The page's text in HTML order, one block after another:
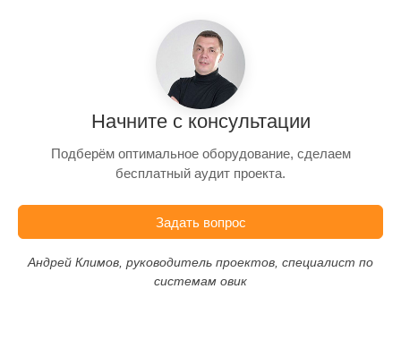
Начните с консультации
Подберём оптимальное оборудование, сделаем
бесплатный аудит проекта.
Задать вопрос
Андрей Климов, руководитель проектов, специалист по
системам овик